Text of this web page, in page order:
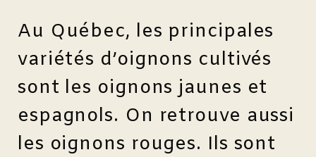
Au Québec, les principales
variétés d’oignons cultivés
sont les oignons jaunes et
espagnols. On retrouve aussi
les oignons rouges. Ils sont